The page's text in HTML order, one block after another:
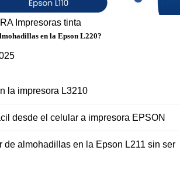
Impresoras tinta
en la Epson L220?
la impresora L3210
desde el celular a impresora EPSON
de almohadillas en la Epson L211 sin ser